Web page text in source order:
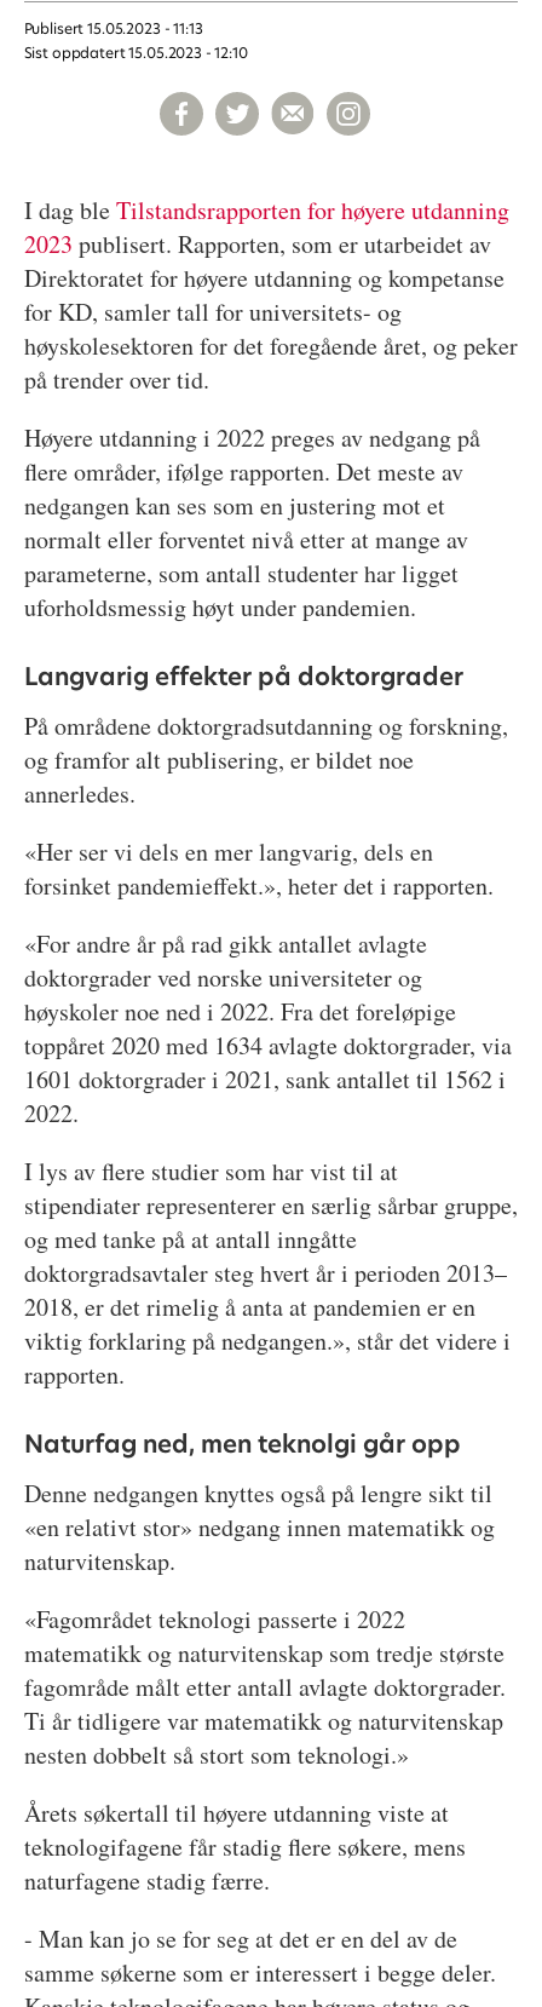
Publisert 15.05.2023 - 11:13
Sist oppdatert 15.05.2023 - 12:10
I dag bleTilstandsrapporten for høyere utdanning
2023 publisert. Rapporten, som er utarbeidet av
Direktoratet for høyere utdanning og kompetanse
for KD, samler tall for universitets- og
høyskolesektoren for det foregående året, og peker
på trender over tid.
Høyere utdanning i 2022 preges av nedgang på
flere områder, ifølge rapporten. Det meste av
nedgangen kan ses som en justering mot et
normalt eller forventet nivå etter at mange av
parameterne, som antall studenter har ligget
uforholdsmessig høyt under pandemien.
Langvarig effekter på doktorgrader
På områdene doktorgradsutdanning og forskning,
og framfor alt publisering, er bildet noe
annerledes.
«Her ser vi dels en mer langvarig, dels en
forsinket pandemieffekt.», heter det i rapporten.
«For andre år på rad gikk antallet avlagte
doktorgrader ved norske universiteter og
høyskoler noe ned i 2022. Fra det foreløpige
toppåret 2020 med 1634 avlagte doktorgrader, via
1601 doktorgrader i 2021, sank antallet til 1562 i
2022.
I lys av flere studier som har vist til at
stipendiater representerer en særlig sårbar gruppe,
og med tanke på at antall inngåtte
doktorgradsavtaler steg hvert år i perioden 2013–
2018, er det rimelig å anta at pandemien er en
viktig forklaring på nedgangen.», står det videre i
rapporten.
Naturfag ned, men teknolgi går opp
Denne nedgangen knyttes også på lengre sikt til
«en relativt stor» nedgang innen matematikk og
naturvitenskap.
«Fagområdet teknologi passerte i 2022
matematikk og naturvitenskap som tredje største
fagområde målt etter antall avlagte doktorgrader.
Ti år tidligere var matematikk og naturvitenskap
nesten dobbelt så stort som teknologi.»
Årets søkertall til høyere utdanning viste at
teknologifagene får stadig flere søkere, mens
naturfagene stadig færre.
- Man kan jo se for seg at det er en del av de
samme søkerne som er interessert i begge deler.